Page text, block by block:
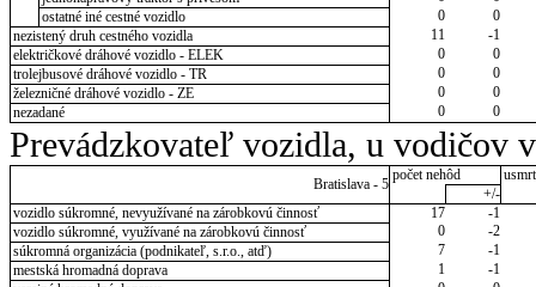
ostatné iné cestné vozidlo
0
0
nezistený druh cestného vozidla
11
-1
električkové dráhové vozidlo - ELEK
0
0
trolejbusové dráhové vozidlo - TR
0
0
železničné dráhové vozidlo - ZE
0
0
nezadané
0 0
Prevádzkovateľ vozidla, u vodičov
Bratislava - 5
počet nehôd
+/-
vozidlo súkromné, nevyužívané na zárobkovú činnosť
17
-1
vozidlo súkromné, využívané na zárobkovú činnosť
0
-2
súkromná organizácia (podnikateľ, s.r.o., atď)
7
-1
mestská hromadná doprava
1
-1